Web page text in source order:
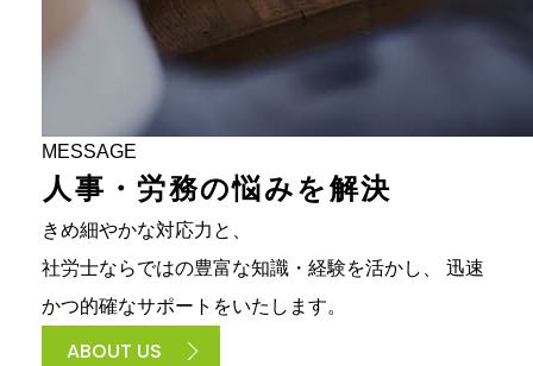
MESSAGE
人 事 ・ 労務の悩みを解決
きめ細やかな対応力と、
社労士ならではの豊富な知識・経験を活かし、
迅速
かつ的確なサポートをいたします。
ABOUT US